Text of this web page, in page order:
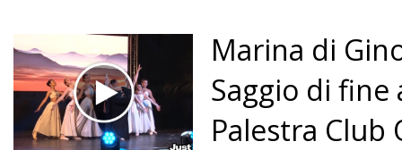
Marina di
Saggio di fine
Palestra Club